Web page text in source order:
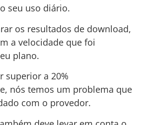
seu uso diário.
os resultados de download,
a velocidade que foi
plano.
superior a 20%
nós temos um problema que
com o provedor.